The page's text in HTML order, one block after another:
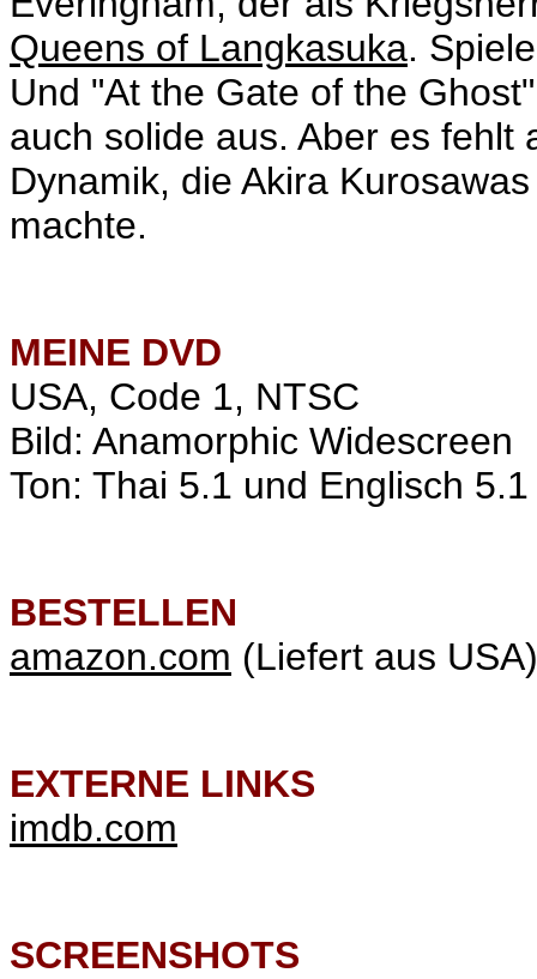
Queens of Langkasuka.
Und "At the Gate of the
auch solide aus. Aber es
Dynamik, die Akira
machte.
MEINE DVD
USA, Code 1, NTSC
Bild: Anamorphic Widescreen
Ton: Thai 5.1 und Englisch
BESTELLEN
amazon.com (Liefert aus USA)
EXTERNE LINKS
imdb.com
SCREENSHOTS